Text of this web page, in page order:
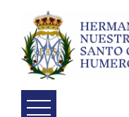
content